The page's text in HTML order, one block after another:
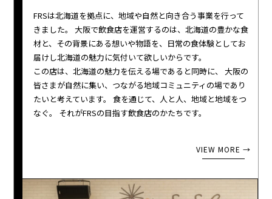
FRSは北海道を拠点に、地域や自然と向き合う事業を行って
きました。 大阪で飲食店を運営するのは、北海道の豊かな食
材と、その背景にある想いや物語を、日常の食体験としてお
届けし北海道の魅力に気付いて欲しいからです。
この店は、北海道の魅力を伝える場であると同時に、 大阪の
皆さまが自然に集い、つながる地域コミュニティの場であり
たいと考えています。 食を通じて、人と人、地域と地域をつ
なぐ。 それがFRSの目指す飲食店のかたちです。
VIEW MORE →